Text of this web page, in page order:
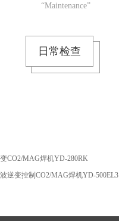
“Maintenance”
日常检查
CO2/MAG焊机YD-280RK
逆变控制CO2/MAG焊机YD-500EL3